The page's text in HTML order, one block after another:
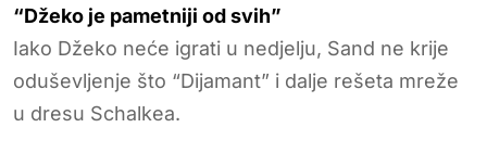
“Džeko je pametniji od svih”
Iako Džeko neće igrati u nedjelju, Sand ne krije
oduševljenje što “Dijamant” i dalje rešeta mreže
u dresu Schalkea.